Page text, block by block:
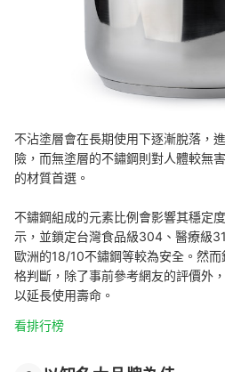
不沾塗層會在長期使用下逐漸脫落，
險，而無塗層的不鏽鋼則對人體較無
的材質首選。
不鏽鋼組成的元素比例會影響其穩定
示，並鎖定台灣食品級304、醫療級
歐洲的18/10不鏽鋼等較為安全。 然而
格判斷，除了事前參考網友的評價外
以延長使用壽命。
看排行榜